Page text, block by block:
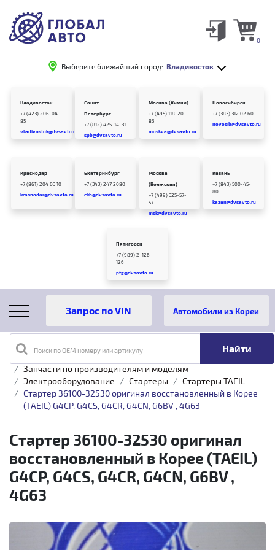
Выберите ближайший город: Владивосток
0
Владивосток
+7 (423) 206-04-
85
vladivostok@dvsavto.ru
Санкт-
Петербург
+7 (812) 425-14-31
spb@dvsavto.ru
Москва (Химки)
+7 (495) 118-20-
83
moskva@dvsavto.ru
Новосибирск
+7 (383) 312 02 60
novosib@dvsavto.ru
Краснодар
+7 (861) 204 03 10
krasnodar@dvsavto.ru
Екатеринбург
+7 (343) 247 2080
ekb@dvsavto.ru
Москва
(Волжская)
+7 (499) 325-57-
57
msk@dvsavto.ru
Казань
+7 (843) 500-45-
80
kazan@dvsavto.ru
Пятигорск
+7 (989) 2-126-
126
ptg@dvsavto.ru
Поиск по OEM номеру или артикулу
Автомобили из Кореи
Главная
Каталог товаров
Запчасти по производителям и моделям
Электрооборудование
Стартеры
Стартеры TAEIL
Стартер 36100-32530 оригинал восстановленный в Корее
(TAEIL) G4CP, G4CS, G4CR, G4CN, G6BV , 4G63
Стартер 36100-32530 оригинал
восстановленный в Корее (TAEIL)
G4CP, G4CS, G4CR, G4CN, G6BV ,
4G63